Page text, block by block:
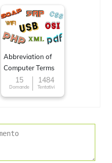
Abbreviation of
Computer Terms
15
Domande
1484
Tentativi